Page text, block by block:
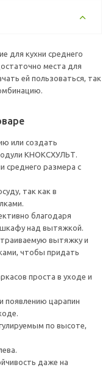
для кухни среднего
места для
ей пользоваться, так
или создать
КНОКСХУЛЬТ.
среднего размера с
так как в
благодаря
над вытяжкой.
вытяжку и
чтобы придать
проста в уходе и
появлению царапин
по высоте,
даже на